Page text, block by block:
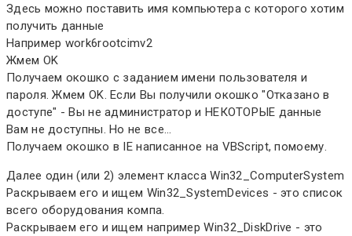
Здесь можно поставить имя компьютера с которого хотим
получить данные
Например work6rootcimv2
Жмем OK
Получаем окошко с заданием имени пользователя и
пароля. Жмем OK. Если Вы получили окошко "Отказано в
доступе" - Вы не администратор и НЕКОТОРЫЕ данные
Вам не доступны. Но не все...
Получаем окошко в IE написанное на VBScript, помоему.
Далее один (или 2) элемент класса Win32_ComputerSystem
Раскрываем его и ищем Win32_SystemDevices - это список
всего оборудования компа.
Раскрываем его и ищем например Win32_DiskDrive - это